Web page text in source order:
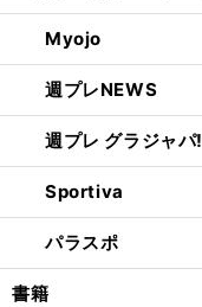
Myojo
週プレNEWS
週プレ グラジャパ!
Sportiva
パラスポ
書籍